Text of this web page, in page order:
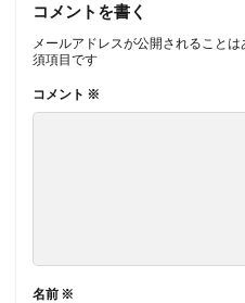
コメントを書く
メールアドレスが公開されることは
須項目です
コメント ※
名前 ※